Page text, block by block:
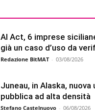
AI Act, 6 imprese
già un caso d’uso da
Redazione BitMAT - 03/08/2026
Juneau, in Alaska, nuova
pubblica ad alta densità
Stefano Castelnuovo - 06/08/2026